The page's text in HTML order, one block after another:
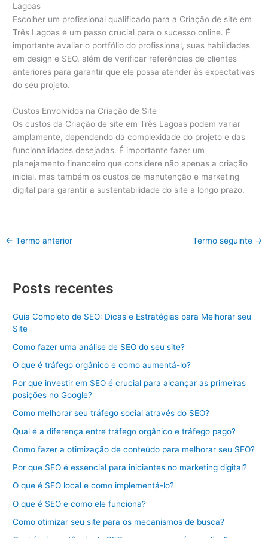
Lagoas
Escolher um profissional qualificado para a Criação de site em
Três Lagoas é um passo crucial para o sucesso online. É
importante avaliar o portfólio do profissional, suas habilidades
em design e SEO, além de verificar referências de clientes
anteriores para garantir que ele possa atender às expectativas
do seu projeto.
Custos Envolvidos na Criação de Site
Os custos da Criação de site em Três Lagoas podem variar
amplamente, dependendo da complexidade do projeto e das
funcionalidades desejadas. É importante fazer um
planejamento financeiro que considere não apenas a criação
inicial, mas também os custos de manutenção e marketing
digital para garantir a sustentabilidade do site a longo prazo.
← Termo anterior Termo seguinte →
Posts recentes
Guia Completo de SEO: Dicas e Estratégias para Melhorar seu
Site
Como fazer uma análise de SEO do seu site?
O que é tráfego orgânico e como aumentá-lo?
Por que investir em SEO é crucial para alcançar as primeiras
posições no Google?
Como melhorar seu tráfego social através do SEO?
Qual é a diferença entre tráfego orgânico e tráfego pago?
Como fazer a otimização de conteúdo para melhorar seu SEO?
Por que SEO é essencial para iniciantes no marketing digital?
O que é SEO local e como implementá-lo?
O que é SEO e como ele funciona?
Como otimizar seu site para os mecanismos de busca?